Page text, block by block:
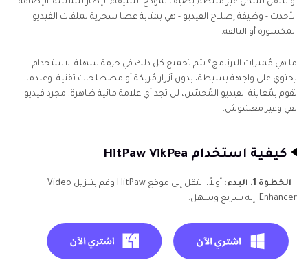
الأحدث - وظيفة إصلاح الفيديو - هي بمثابة عصا سحرية لملفات الفيديو
المكسورة أو التالفة.
ما هي مُميزات البرنامج؟ يتم تجميع كل ذلك في حزمة سهلة الاستخدام.
يحتوي على واجهة بسيطة، بدون أزرار مُربكة أو مصطلحات تقنية. وعندما
تقوم بمُعاينة الفيديو المُحسّن، لن تجد أي علامة مائية ظاهرة. مجرد فيديو
نقي وغير مغشوش.
كيفية استخدام HitPaw VikPea
الخطوة 1. البدء:
أولاً، انتقل إلى موقع HitPaw وقم بتنزيل Video
Enhancer. إنه سريع وسهل.